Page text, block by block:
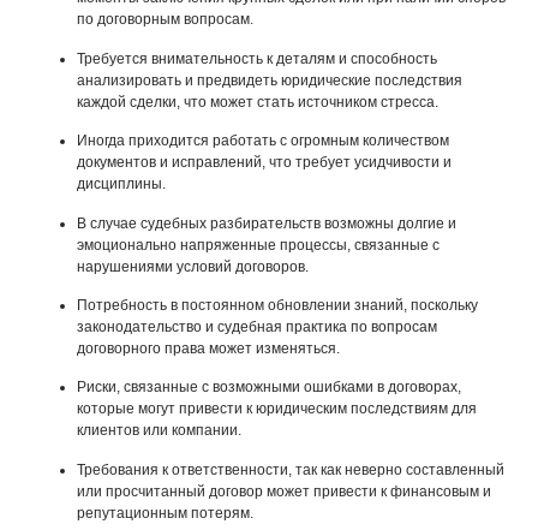
по договорным вопросам.
Требуется внимательность к деталям и способность
анализировать и предвидеть юридические последствия
каждой сделки, что может стать источником стресса.
Иногда приходится работать с огромным количеством
документов и исправлений, что требует усидчивости и
дисциплины.
В случае судебных разбирательств возможны долгие и
эмоционально напряженные процессы, связанные с
нарушениями условий договоров.
Потребность в постоянном обновлении знаний, поскольку
законодательство и судебная практика по вопросам
договорного права может изменяться.
Риски, связанные с возможными ошибками в договорах,
которые могут привести к юридическим последствиям для
клиентов или компании.
Требования к ответственности, так как неверно составленный
или просчитанный договор может привести к финансовым и
репутационным потерям.